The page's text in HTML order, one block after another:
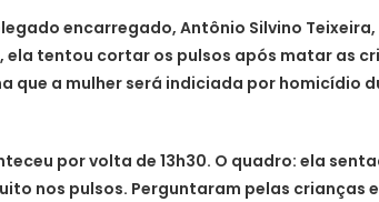
encarregado, Antônio Silvino Teixeira,
ela tentou cortar os pulsos após matar as
que a mulher será indiciada por homicídio
por volta de 13h30. O quadro: ela
nos pulsos. Perguntaram pelas crianças